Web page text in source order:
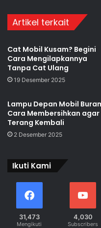
Artikel terkait
Cat Mobil Kusam? Begini
Cara Mengilapkannya
Tanpa Cat Ulang
19 Desember 2025
Lampu Depan Mobil
Cara Membersihkan agar
Terang Kembali
2 Desember 2025
Ikuti Kami
31,473
Mengikuti
4,030
Subscribers